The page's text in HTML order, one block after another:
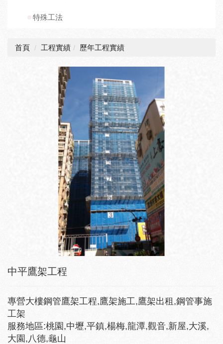
特殊工法
首頁 工程實績 歷年工程實績
中平鷹架工程
專營大樓鋼管鷹架工程,鷹架施工,鷹架出租,鋼管事施
工架
服務地區:桃園,中壢,平鎮,楊梅,龍潭,觀音,新屋,大溪,
大園,八德,龜山